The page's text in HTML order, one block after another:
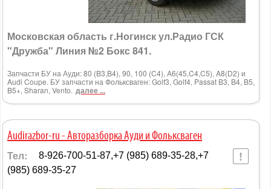
Московская область г.Ногинск ул.Радио ГСК
"Дружба" Линия №2 Бокс 841.
Запчасти БУ на Ауди: 80 (B3,B4), 90, 100 (C4), A6(45,C4,C5), A8(D2) и
Audi Coupe. БУ запчасти на Фольксваген: Golf3, Golf4, Passat B3, B4, B5,
B5+, Sharan, Vento. далее ...
Аudirazbor-ru - Авторазборка Ауди и Фольксваген
Тел:
8-926-700-51-87,+7 (985) 689-35-28,+7
(985) 689-35-27